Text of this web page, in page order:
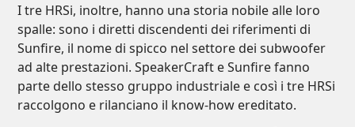
I tre HRSi, inoltre, hanno una storia nobile alle loro
spalle: sono i diretti discendenti dei riferimenti di
Sunfire, il nome di spicco nel settore dei subwoofer
ad alte prestazioni. SpeakerCraft e Sunfire fanno
parte dello stesso gruppo industriale e così i tre HRSi
raccolgono e rilanciano il know-how ereditato.